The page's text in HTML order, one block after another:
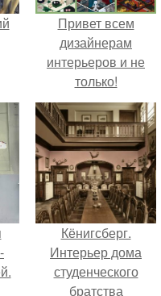
Привет всем
дизайнерам
интерьеров и не
только!
Кёнигсберг.
Интерьер дома
студенческого
братства